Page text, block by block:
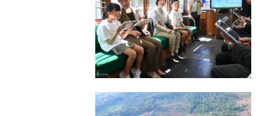
Image